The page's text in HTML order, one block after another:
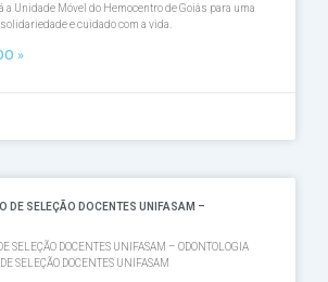
a Unidade Móvel do Hemocentro de Goiás para uma
e cuidado com a vida.
»
DE SELEÇÃO DOCENTES UNIFASAM –
SELEÇÃO DOCENTES UNIFASAM – ODONTOLOGIA
SELEÇÃO DOCENTES UNIFASAM